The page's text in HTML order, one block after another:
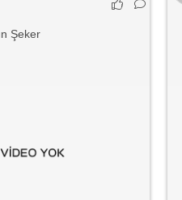
Şeker